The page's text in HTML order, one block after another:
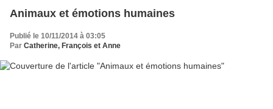
Animaux et émotions humaines
Publié le 10/11/2014 à 03:05
Par Catherine, François et Anne